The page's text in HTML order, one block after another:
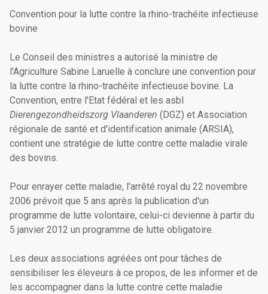
Convention pour la lutte contre la rhino-trachéite infectieuse
bovine
Le Conseil des ministres a autorisé la ministre de
l'Agriculture Sabine Laruelle à conclure une convention pour
la lutte contre la rhino-trachéite infectieuse bovine. La
Convention, entre l'Etat fédéral et les asbl
Dierengezondheidszorg Vlaanderen (DGZ) et Association
régionale de santé et d'identification animale (ARSIA),
contient une stratégie de lutte contre cette maladie virale
des bovins.
Pour enrayer cette maladie, l'arrêté royal du 22 novembre
2006 prévoit que 5 ans après la publication d'un
programme de lutte volontaire, celui-ci devienne à partir du
5 janvier 2012 un programme de lutte obligatoire.
Les deux associations agréées ont pour tâches de
sensibiliser les éleveurs à ce propos, de les informer et de
les accompagner dans la lutte contre cette maladie